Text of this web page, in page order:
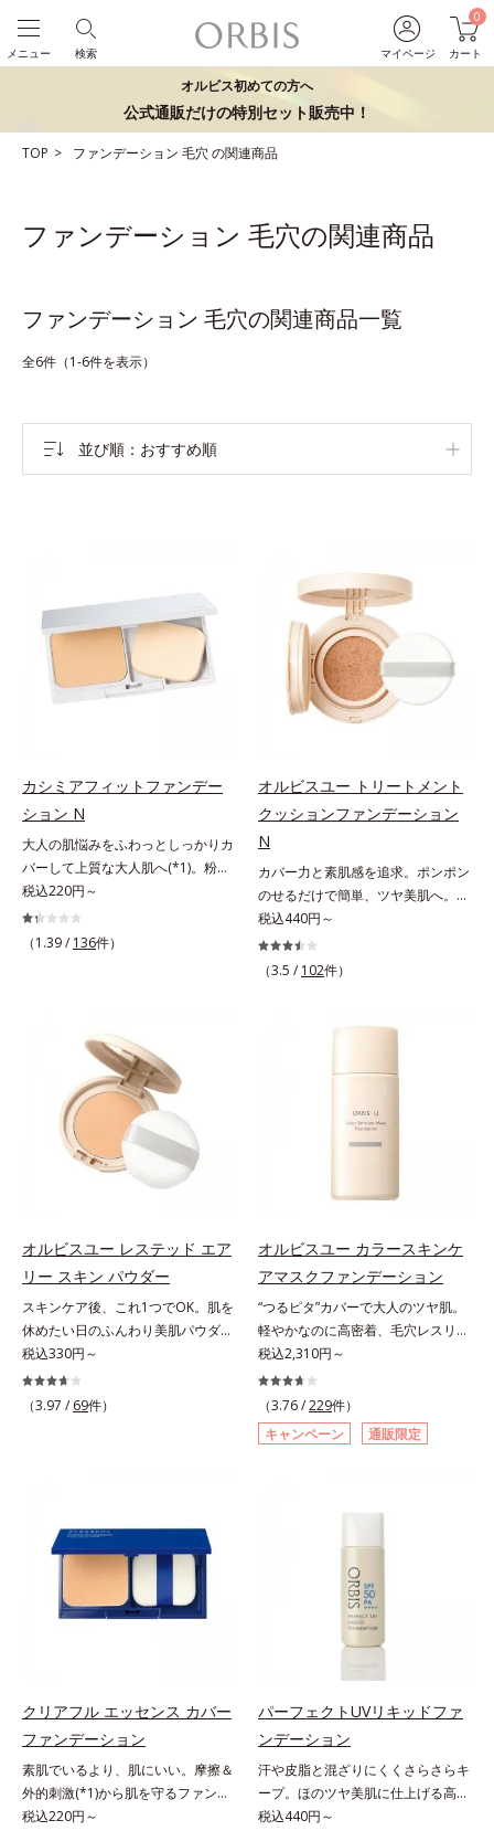
マイページ
0
カート
検索
メニュー
オルビス初めての方へ
公式通販だけの特別セット販売中！
TOP ファンデーション 毛穴 の関連商品
ファンデーション 毛穴の関連商品
ファンデーション 毛穴の関連商品一覧
全6件（1-6件を表示）
並び順 おすすめ順
カシミアフィットファンデー
ション N
大人の肌悩みをふわっとしっかりカ
バーして上質な大人肌へ(*1)。粉感
レスファンデーション。大人の肌悩
みをふわっとしっかりカバーして、
上質な肌(*1)を演出するパウダーフ
のないなめらかな肌に整えるパウダ
ー・自然な血色感をプラスする(*1)
パウダー）を配合。さらに体温でと
ろける保湿成分で粉体をコーティン
グ、スフレ状にする製法と美容液成
分(*2)により、重ねてもふんわり軽
やかに密着してうるおいが続きま
キッド派にもおすすめのパウダーフ
ァンデーションです。*1 メイク効
果による *2 保湿成分
税込220円～
（1.39 / 136件）
オルビスユー トリートメント
クッションファンデーション
N
カバー力と素肌感を追求。ポンポン
のせるだけで簡単、ツヤ美肌へ。カ
バー力と素肌感を両立する、簡単ツ
ヤ美肌クッションファンデーション
です。多方向へ光を拡散し、高いソ
との親和性が高いアミノ酸系パウダ
み、厚塗り感なくピタッと密着しま
ムラなどの大人の肌悩みをポンポン
するだけで簡単にカバーし、まるで
な、うるツヤ美肌を演出します。*
良くする仕上がり向上粉体
税込440円～
（3.5 / 102件）
オルビスユー レステッド エア
リー スキン パウダー
スキンケア後、これ1つでOK。肌を
休めたい日のふんわり美肌パウダ
ー。ふんわり美肌が叶う、うるおい
パウダーです。3色の光を操るパウ
ダーがツヤと透明感を演出。ソフト
激から肌をガードします。スキンケ
ア後にこれひとつでライトメイク効
果。クレンジング不要で、紫外線吸
収剤やグリセリン、パラベンもフリ
税込330円～
（3.97 / 69件）
オルビスユー カラースキンケ
アマスクファンデーション
“つるピタ”カバーで大人のツヤ肌。
軽やかなのに高密着、毛穴レスリキ
ッドファンデ。みずみずしく、とけ
込むように密着カバー毛穴レスでな
めらかな質感美へ導く、リキッドフ
ァンデーション「カバーはしたいけ
ど厚塗り感はイヤ」「素肌がもとも
なのにピタッと密着し、肌悩み
いくお悩みを自然に隠しつつも、ま
るで“素肌美人”に見える仕上がりを
叶えるのは、微細で均一なカバー粉
体(*1)が大きさの異なる毛穴にも隙
なくフィットするから。粉体の表面
にダマ防止の特殊コーティングを施
すことで、カバー粉体は薄く・均一
に凹凸へフィット。毛穴や色ムラを
カバーしながら自然な仕上がりを叶
えます。また、ファンデーションを
つけている間に保湿成分が肌へ浸透
税込2,310円～
（3.76 /229件）
キャンペーン
通販限定
クリアフル エッセンス カバー
ファンデーション
素肌でいるより、肌にいい。摩擦＆
外的刺激(*1)から肌を守るファンデ
ーション。肌荒れやニキビがある
税込220円～
パーフェクトUVリキッドファ
ンデーション
汗や皮脂と混ざりにくくさらさらキ
ープ。ほのツヤ美肌に仕上げる高
SPFファンデ。SPF50・PA++++で紫
税込440円～